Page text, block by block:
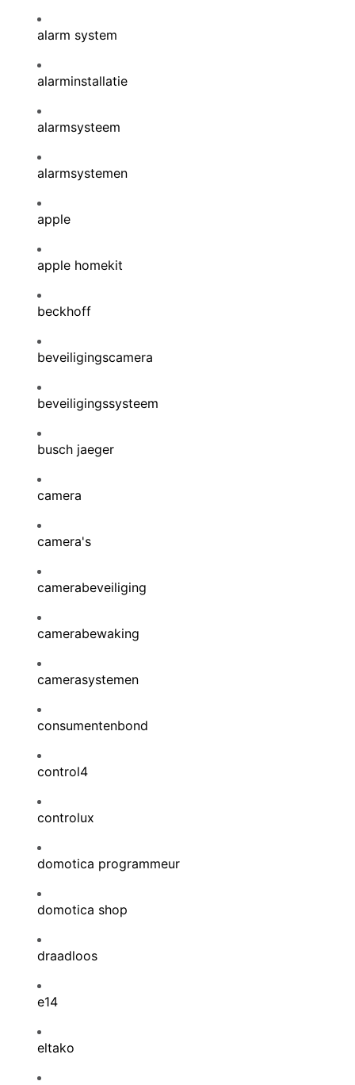
alarm system
alarminstallatie
alarmsysteem
alarmsystemen
apple
apple homekit
beckhoff
beveiligingscamera
beveiligingssysteem
busch jaeger
camera
camera's
camerabeveiliging
camerabewaking
camerasystemen
consumentenbond
control4
controlux
domotica programmeur
domotica shop
draadloos
e14
eltako